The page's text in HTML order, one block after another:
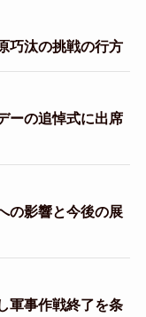
巧汰の挑戦の行方
ーの追悼式に出席
の影響と今後の展
軍事作戦終了を条